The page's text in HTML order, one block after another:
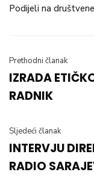
Podijeli na
Prethodni članak
IZRADA
RADNIK
Sljedeći članak
INTERVJU
RADIO